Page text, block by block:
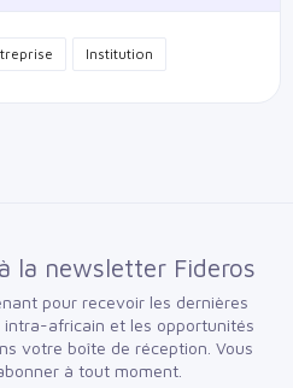
Institution
la newsletter Fideros
pour recevoir les dernières
africain et les opportunités
votre boîte de réception. Vous
à tout moment.